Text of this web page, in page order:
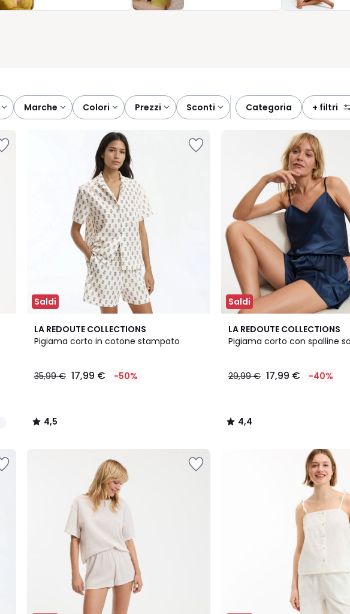
a sentirvi bene e a ritrovare piaceri semplici, come una serata trascorsa in
marche colori prezzi sconti categoria + filtri
Saldi
LA REDOUTE COLLECTIONS
Pigiama corto in cotone stampato
35,99 € 17,99 € -50%
4,5
/ 5
4,5
/
Saldi
LA REDOUTE COLLECTIONS
Pigiama corto con spalline
29,99 € 17,99 € -40%
4,4
/ 5
2
Colori
4,4
/